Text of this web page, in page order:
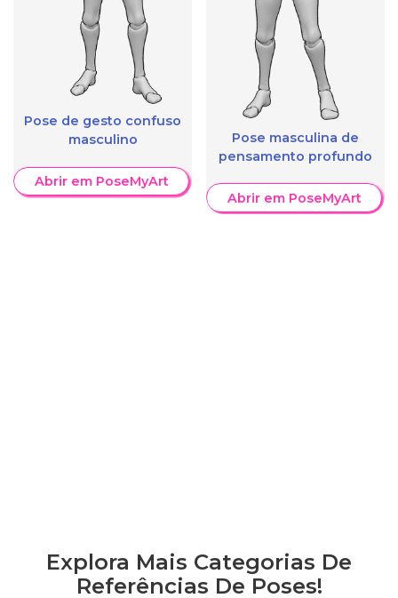
Pose de gesto confuso
masculino
Abrir em PoseMyArt
Pose masculina de
pensamento profundo
Abrir em PoseMyArt
Explora Mais Categorias De
Referências De Poses!